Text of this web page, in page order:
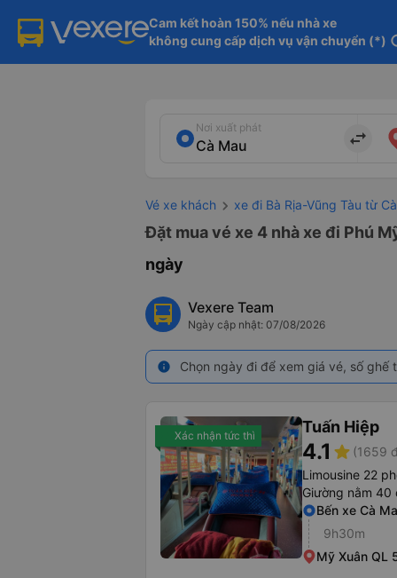
Cam kết hoàn 150% nếu nhà xe
không cung cấp dịch vụ vận chuyển (*)
Nơi xuất phát
import_export
Vé xe khách xe đi Bà Rịa-Vũng Tàu từ
Đặt mua vé xe 4 nhà xe đi Phú
ngày
Vexere Team
Ngày cập nhật: 07/08/2026
info Chọn ngày đi để xem giá vé, số
Xác nhận tức thì Tuấn Hiệp
4.1 star (1659
Limousine 22
Giường nằm 40
Bến xe Cà
9h30m
Mỹ Xuân QL